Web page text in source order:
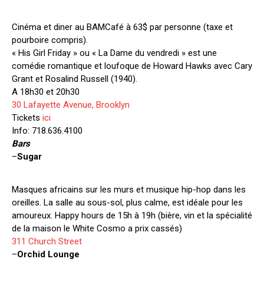
Cinéma et diner au BAMCafé à 63$ par personne (taxe et
pourboire compris).
« His Girl Friday » ou « La Dame du vendredi » est une
comédie romantique et loufoque de Howard Hawks avec Cary
Grant et Rosalind Russell (1940).
A 18h30 et 20h30
30 Lafayette Avenue, Brooklyn
Tickets ici
Info: 718.636.4100
Bars
–Sugar
Masques africains sur les murs et musique hip-hop dans les
oreilles. La salle au sous-sol, plus calme, est idéale pour les
amoureux. Happy hours de 15h à 19h (bière, vin et la spécialité
de la maison le White Cosmo a prix cassés)
311 Church Street
–Orchid Lounge